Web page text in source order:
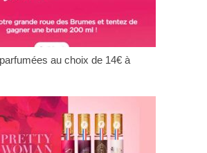
au choix de 14€ à